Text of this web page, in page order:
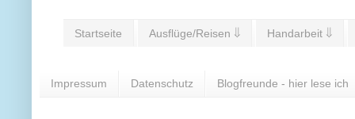
Startseite Ausflüge/Reisen ⇓ Handarbeit ⇓
Impressum Datenschutz Blogfreunde - hier lese ich